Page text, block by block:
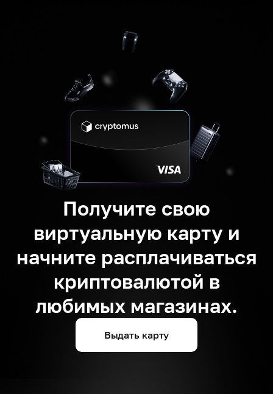
Получите свою
виртуальную карту и
начните расплачиваться
криптовалютой в
любимых магазинах.
Выдать карту